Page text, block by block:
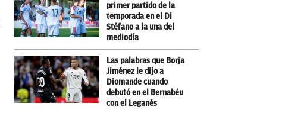
primer partido de la
temporada en el Di
Stéfano a la una del
mediodía
Las palabras que Borja
Jiménez le dijo a
Diomande cuando
debutó en el Bernabéu
con el Leganés